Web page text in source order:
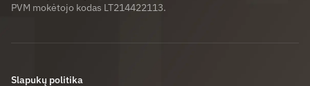
PVM mokėtojo kodas LT214422113.
Slapukų politika